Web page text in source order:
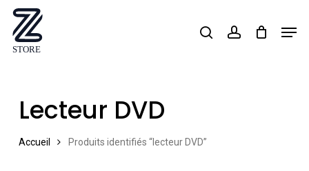
Skip
main
searchaccount
Lecteur DVD
Accueil Produits identifiés “lecteur DVD”
Close